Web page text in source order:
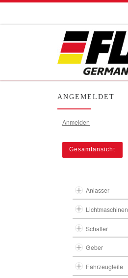
ANGEMELDET
Anmelden
Gesamtansicht
Anlasser
Lichtmaschinen
Schalter
Geber
Fahrzeugteile